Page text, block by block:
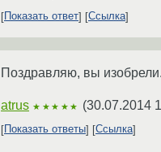
Показать ответ Ссылка
Поздравляю, вы
atrus ★★★★★ (30.07.2014
Показать ответы Ссылка